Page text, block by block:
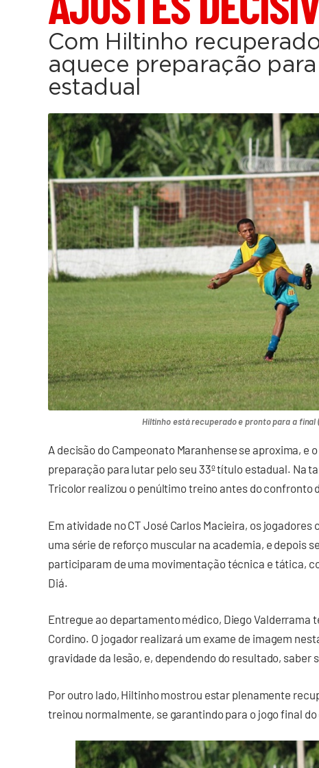
Com Hiltinho
aquece preparação
estadual
Hiltinho está recuperado e pronto para a final
A decisão do Campeonato Maranhense se aproxima, e
preparação para lutar pelo seu 33º título estadual. Na
Tricolor realizou o penúltimo treino antes do confronto
Em atividade no CT José Carlos Macieira, os
uma série de reforço muscular na academia, e depois
participaram de uma movimentação técnica e tática,
Diá.
Entregue ao departamento médico, Diego Valderrama
Cordino. O jogador realizará um exame de imagem
gravidade da lesão, e, dependendo do resultado, saber
Por outro lado, Hiltinho mostrou estar plenamente
treinou normalmente, se garantindo para o jogo final